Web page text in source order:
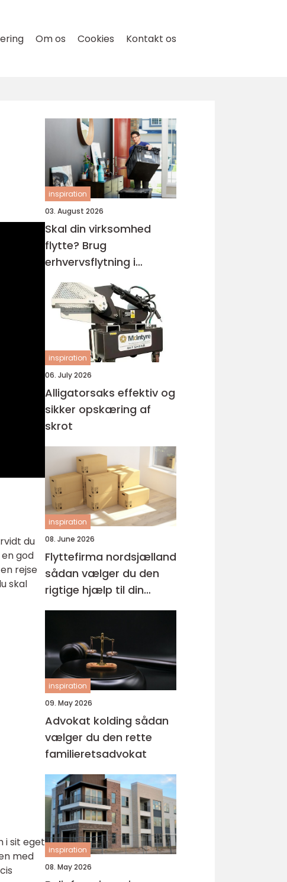
Om os Cookies Kontakt os
du
god
rejse
skal
i sit eget
med
inspiration
03. August 2026
Skal din virksomhed
flytte? Brug
erhvervsflytning i
Holstebro
inspiration
06. July 2026
Alligatorsaks effektiv og
sikker opskæring af
skrot
inspiration
08. June 2026
Flyttefirma nordsjælland
sådan vælger du den
rigtige hjælp til din
flytning
inspiration
09. May 2026
Advokat kolding sådan
vælger du den rette
familieretsadvokat
inspiration
08. May 2026